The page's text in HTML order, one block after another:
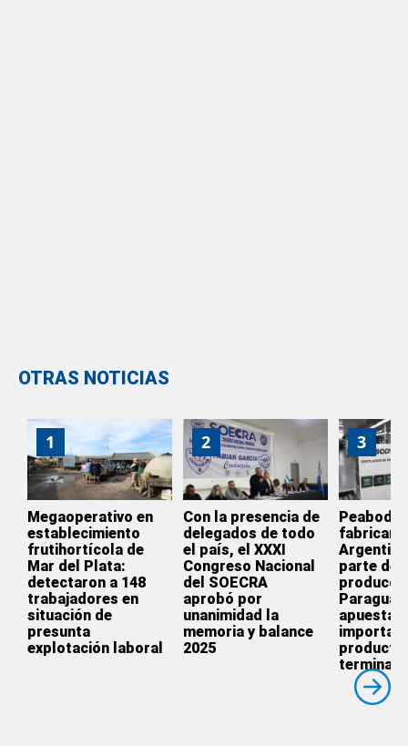
OTRAS NOTICIAS
1
Megaoperativo en
establecimiento
frutihortícola de
Mar del Plata:
detectaron a 148
trabajadores en
situación de
presunta
explotación laboral
2
Con la presencia de
delegados de todo
el país, el XXXI
Congreso Nacional
del SOECRA
aprobó por
unanimidad la
memoria y balance
2025
3
Peabody
fabricar
parte de
apuesta
importar